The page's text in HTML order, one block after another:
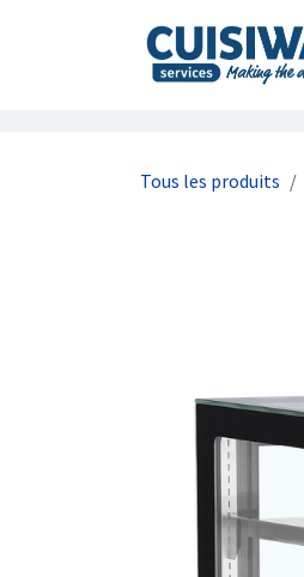
Tous les produits